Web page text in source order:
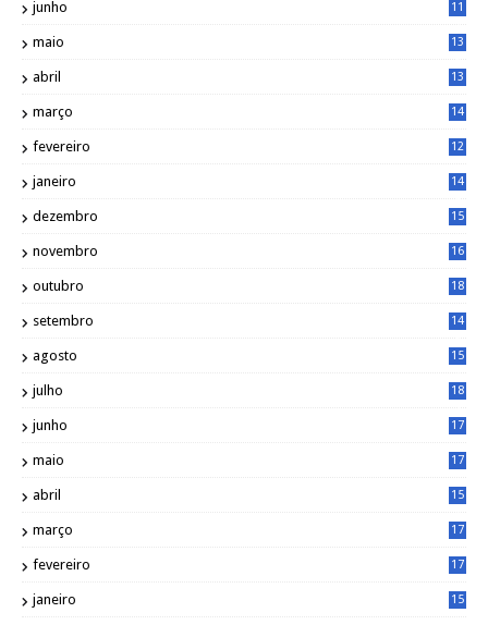
junho
11
maio
13
abril
13
março
14
fevereiro
12
janeiro
14
dezembro
15
novembro
16
outubro
18
setembro
14
agosto
15
julho
18
junho
17
maio
17
abril
15
março
17
fevereiro
17
janeiro
15